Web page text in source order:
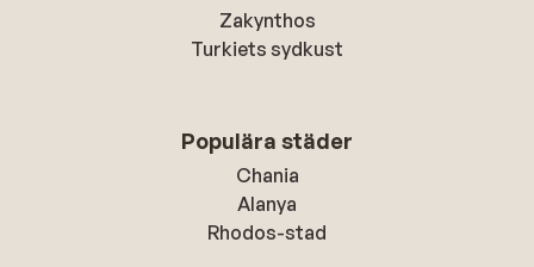
Zakynthos
Turkiets sydkust
Populära städer
Chania
Alanya
Rhodos-stad